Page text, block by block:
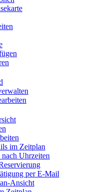
im Zeitplan
Uhrzeiten
per E-Mail
Ansicht